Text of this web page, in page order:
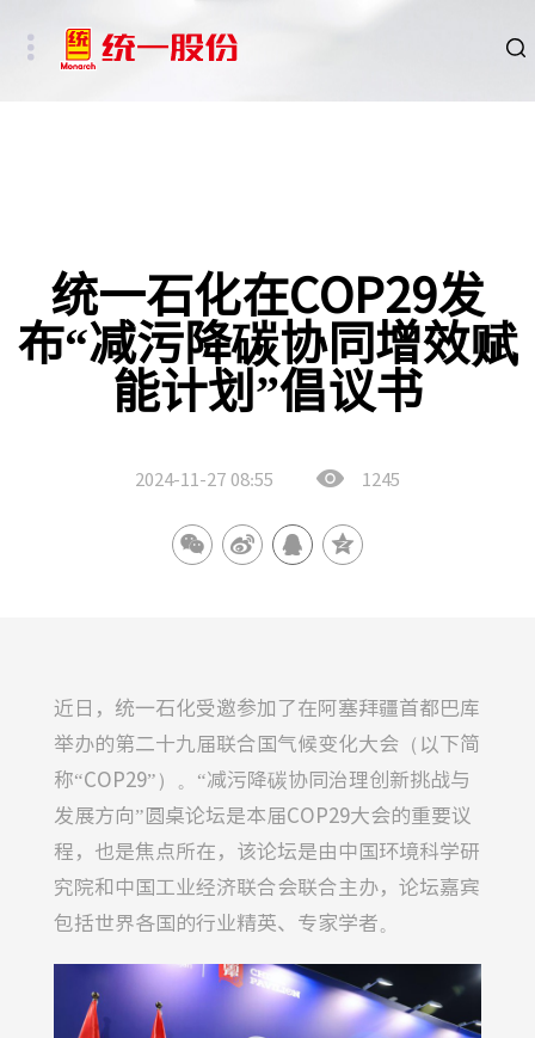
ESG
碳中和重点行业
统一石化在COP29发
布“减污降碳协同增效赋
能计划”倡议书
2024-11-2708:55 1245
近日，统一石化受邀参加了在阿塞拜疆首都巴库
举办的第二十九届联合国气候变化大会（以下简
称“COP29”）。“减污降碳协同治理创新挑战与
发展方向”圆桌论坛是本届COP29大会的重要议
程，也是焦点所在，该论坛是由中国环境科学研
究院和中国工业经济联合会联合主办，论坛嘉宾
包括世界各国的行业精英、专家学者。